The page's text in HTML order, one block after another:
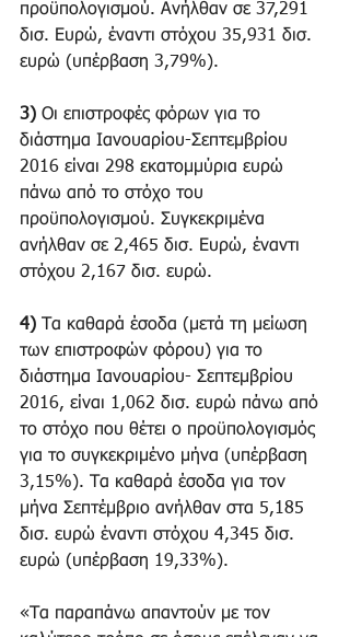
προϋπολογισμού. Ανήλθαν σε 37,291
δισ. Ευρώ, έναντι στόχου 35,931 δισ.
ευρώ (υπέρβαση 3,79%).
3) Οι επιστροφές φόρων για το
διάστημα Ιανουαρίου-Σεπτεμβρίου
2016 είναι 298 εκατομμύρια ευρώ
πάνω από το στόχο του
προϋπολογισμού. Συγκεκριμένα
ανήλθαν σε 2,465 δισ. Ευρώ, έναντι
στόχου 2,167 δισ. ευρώ.
4) Τα καθαρά έσοδα (μετά τη μείωση
των επιστροφών φόρου) για το
διάστημα Ιανουαρίου- Σεπτεμβρίου
2016, είναι 1,062 δισ. ευρώ πάνω από
το στόχο που θέτει ο προϋπολογισμός
για το συγκεκριμένο μήνα (υπέρβαση
3,15%). Τα καθαρά έσοδα για τον
μήνα Σεπτέμβριο ανήλθαν στα 5,185
δισ. ευρώ έναντι στόχου 4,345 δισ.
ευρώ (υπέρβαση 19,33%).
«Τα παραπάνω απαντούν με τον